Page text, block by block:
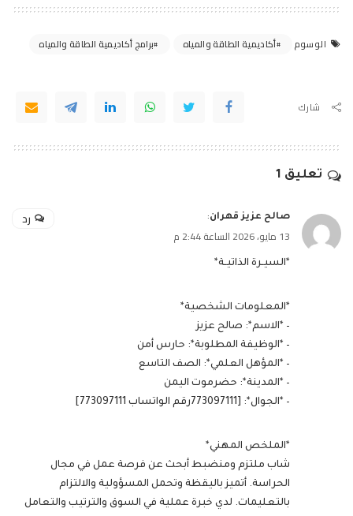
الوسوم أكاديمية الطاقة والمياه برامج أكاديمية الطاقة والمياه
شارك
تعليق 1
صالح عزيز قهران:
13 مايو، 2026 الساعة 2:44 م
*السيـرة الذاتيـة*
*المعلومات الشخصية*
– *الاسم*: صالح عزيز
– *الوظيفة المطلوبة*: حارس أمن
– *المؤهل العلمي*: الصف التاسع
– *المدينة*: حضرموت اليمن
– *الجوال*: [773097111رقم الواتساب 773097111]
*الملخص المهني*
شاب ملتزم ومنضبط أبحث عن فرصة عمل في مجال
الحراسة. أتميز باليقظة وتحمل المسؤولية والالتزام
بالتعليمات. لدي خبرة عملية في السوق والترتيب والتعامل
رد